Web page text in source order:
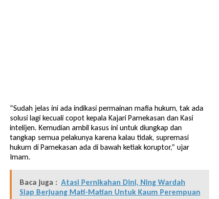
“Sudah jelas ini ada indikasi permainan mafia hukum, tak ada
solusi lagi kecuali copot kepala Kajari Pamekasan dan Kasi
intelijen. Kemudian ambil kasus ini untuk diungkap dan
tangkap semua pelakunya karena kalau tidak, supremasi
hukum di Pamekasan ada di bawah ketiak koruptor,” ujar
Imam.
Baca juga : Atasi Pernikahan Dini, Ning Wardah
Siap Berjuang Mati-Matian Untuk Kaum Perempuan